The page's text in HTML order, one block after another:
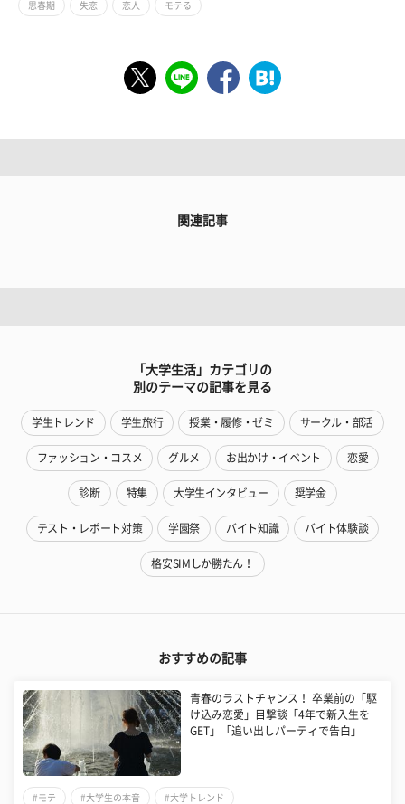
思春期 失恋 恋人 モテる
関連記事
「大学生活」カテゴリの
別のテーマの記事を見る
学生トレンド 学生旅行 授業・履修・ゼミ サークル・部活
ファッション・コスメ グルメ お出かけ・イベント 恋愛
診断 特集 大学生インタビュー 奨学金
テスト・レポート対策 学園祭 バイト知識 バイト体験談
格安SIMしか勝たん！
おすすめの記事
青春のラストチャンス！ 卒業前の「駆
け込み恋愛」目撃談「4年で新入生を
GET」「追い出しパーティで告白」
#モテ #大学生の本音 #大学トレンド